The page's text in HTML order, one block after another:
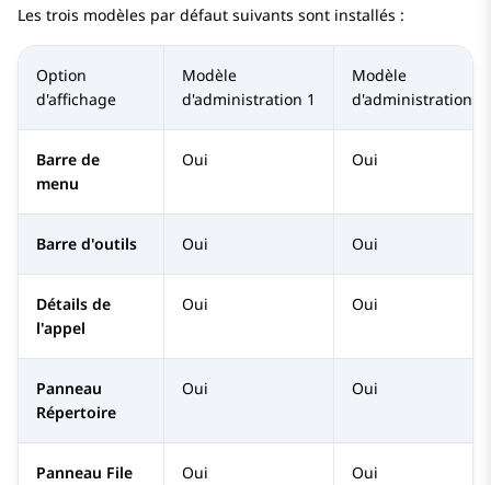
Les trois modèles par défaut suivants sont installés :
Option
d'affichage
Modèle
d'administration 1
Modèle
d'administration 2
Barre de
menu
Oui Oui
Barre d'outils Oui Oui
Détails de
l'appel
Oui Oui
Panneau
Répertoire
Oui Oui
Panneau File
Oui Oui